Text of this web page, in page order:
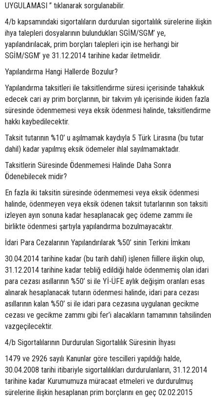
UYGULAMASI ” tıklanarak sorgulanabilir.
4/b kapsamındaki sigortalıların durdurulan sigortalılık sürelerine ilişkin
ihya talepleri dosyalarının bulundukları SGİM/SGM’ ye,
yapılandırılacak, prim borçları talepleri için ise herhangi bir
SGİM/SGM’ ye 31.12.2014 tarihine kadar iletmelidir.
Yapılandırma Hangi Hallerde Bozulur?
Yapılandırma taksitleri ile taksitlendirme süresi içerisinde tahakkuk
edecek cari ay prim borçlarının, bir takvim yılı içerisinde ikiden fazla
süresinde ödenmemesi veya eksik ödenmesi halinde, taksitlendirme
hakkı kaybedilecektir.
Taksit tutarının %10’ u aşılmamak kaydıyla 5 Türk Lirasına (bu tutar
dahil) kadar yapılmış eksik ödemeler ihlal sayılmamaktadır.
Taksitlerin Süresinde Ödenmemesi Halinde Daha Sonra
Ödenebilecek midir?
En fazla iki taksitin süresinde ödenmemesi veya eksik ödenmesi
halinde, ödenmeyen veya eksik ödenen taksit tutarlarının son taksiti
izleyen ayın sonuna kadar hesaplanacak geç ödeme zammı ile
birlikte ödenmesi şartıyla yapılandırma bozulmayacaktır.
İdari Para Cezalarının Yapılandırılarak %50’ sinin Terkini İmkanı
30.04.2014 tarihine kadar (bu tarih dahil) işlenen fiillere ilişkin olup,
31.12.2014 tarihine kadar tebliğ edildiği halde ödenmemiş olan idari
para cezası asıllarının %50’ si ile Yİ-ÜFE aylık değişim oranları esas
alınarak hesaplanacak tutarın ödenmesi halinde, idari para cezası
asıllarının kalan %50’ si ile idari para cezasına uygulanan gecikme
cezası ve gecikme zammı gibi fer’i alacakların tamamının tahsilinden
vazgeçilecektir.
4/b Sigortalılarının Durdurulan Sigortalılık Süresinin İhyası
1479 ve 2926 sayılı Kanunlar göre tescilleri yapıldığı halde,
30.04.2008 tarihi itibariyle sigortalılıkları durdurulanların, 31.12.2014
tarihine kadar Kurumumuza müracaat etmeleri ve durdurulmuş
sürelerine ilişkin hesaplanan prim borçlarını en geç 02.02.2015